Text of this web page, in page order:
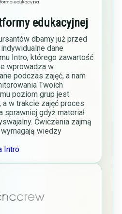
edukacyjnej
dbamy już przed
dane
Intro, którego zawartość
wprowadza w
podczas zajęć, a nam
Twoich
poziom grup jest
a w trakcie zajęć proces
sprawniej gdyż materiał
Ćwiczenia zajmą
wiedzy
Intro